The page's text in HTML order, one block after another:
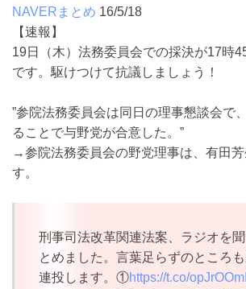
NAVERまとめ 16/5/18
【速報】
19日（木）法務委員会での採決が17時
です。駆けつけて抗議しましょう！
”参院法務委員会は同日の理事懇談会で
ることで与野党が合意した。”
→参院法務委員会の野党理事は、有田
す。
刑事司法改革関連法案、ラジオを
とめました。言葉足らずのところも
連投します。①https://t.co/